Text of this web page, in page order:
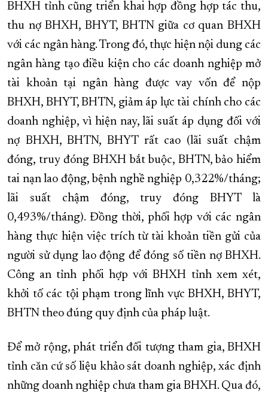
BHXH tỉnh cũng triển khai hợp đồng hợp tác thu,
thu nợ BHXH, BHYT, BHTN giữa cơ quan BHXH
với các ngân hàng. Trong đó, thực hiện nội dung các
ngân hàng tạo điều kiện cho các doanh nghiệp mở
tài khoản tại ngân hàng được vay vốn để nộp
BHXH, BHYT, BHTN, giảm áp lực tài chính cho các
doanh nghiệp, vì hiện nay, lãi suất áp dụng đối với
nợ BHXH, BHTN, BHYT rất cao (lãi suất chậm
đóng, truy đóng BHXH bắt buộc, BHTN, bảo hiểm
tai nạn lao động, bệnh nghề nghiệp 0,322%/tháng;
lãi suất chậm đóng, truy đóng BHYT là
0,493%/tháng). Đồng thời, phối hợp với các ngân
hàng thực hiện việc trích từ tài khoản tiền gửi của
người sử dụng lao động để đóng số tiền nợ BHXH.
Công an tỉnh phối hợp với BHXH tỉnh xem xét,
khởi tố các tội phạm trong lĩnh vực BHXH, BHYT,
BHTN theo đúng quy định của pháp luật.
Để mở rộng, phát triển đối tượng tham gia, BHXH
tỉnh căn cứ số liệu khảo sát doanh nghiệp, xác định
những doanh nghiệp chưa tham gia BHXH. Qua đó,